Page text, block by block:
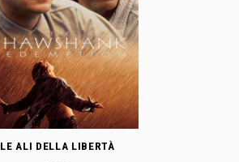
LE ALI DELLA LIBERTÀ